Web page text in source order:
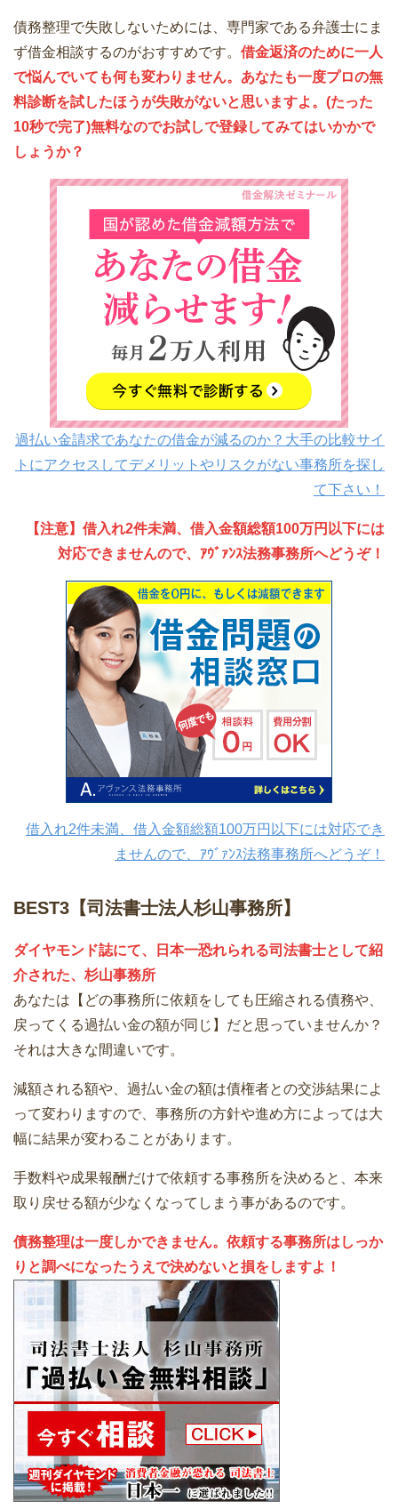
債務整理で失敗しないためには、専門家である弁護士にま
ず借金相談するのがおすすめです。 借金返済のために一人
で悩んでいても何も変わりません。あなたも一度プロの無
料診断を試したほうが失敗がないと思いますよ。(たった
10秒で完了)無料なのでお試しで登録してみてはいかかで
しょうか？
過払い金請求であなたの借金が減るのか？大手の比較サイ
トにアクセスしてデメリットやリスクがない事務所を探し
て下さい！
【注意】借入れ2件未満、借入金額総額100万円以下には
対応できませんので、ｱｳﾞｧﾝｽ法務事務所へどうぞ！
借入れ2件未満、借入金額総額100万円以下には対応でき
ませんので、ｱｳﾞｧﾝｽ法務事務所へどうぞ！
BEST3【司法書士法人杉山事務所】
ダイヤモンド誌にて、日本一恐れられる司法書士として紹
介された、杉山事務所
あなたは【どの事務所に依頼をしても圧縮される債務や、
戻ってくる過払い金の額が同じ】だと思っていませんか？
それは大きな間違いです。
減額される額や、過払い金の額は債権者との交渉結果によ
って変わりますので、事務所の方針や進め方によっては大
幅に結果が変わることがあります。
手数料や成果報酬だけで依頼する事務所を決めると、本来
取り戻せる額が少なくなってしまう事があるのです。
債務整理は一度しかできません。依頼する事務所はしっか
りと調べになったうえで決めないと損をしますよ！